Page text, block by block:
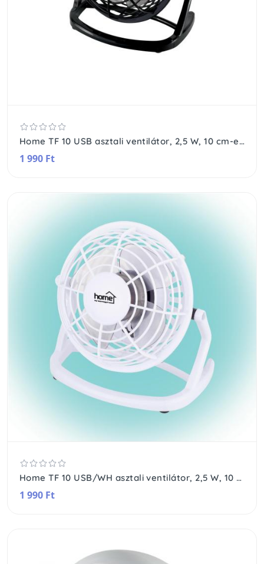
Home TF 10 USB asztali ventilátor, 2,5 W, 10 cm-es lapátátmérő, 1 fokozat, 1,4 m USB vezeték, fekete
1 990 Ft
Home TF 10 USB/WH asztali ventilátor, 2,5 W, 10 cm-es lapátátmérő, 1 fokozat, 1,4 m USB vezeték, fehér
1 990 Ft